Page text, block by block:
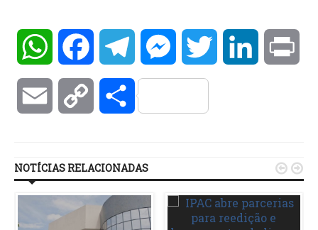
WhatsAppFacebookTelegramMessengerTwitter LinkedIn
Email Copy Compartilhar
NOTÍCIAS RELACIONADAS  